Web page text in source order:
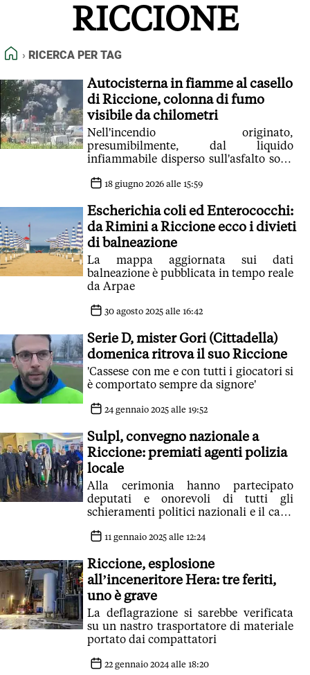
FEED RSS
NORMATIVE DEONTOLOGICHE
TERMINI e CONDIZIONI
RICCIONE
HOME
RICERCA PER TAG
Autocisterna in fiamme al casello
di Riccione, colonna di fumo
visibile da chilometri
Nell'incendio originato,
presumibilmente, dal liquido
infiammabile disperso sull'asfalto sono
18 giugno 2026 alle 15:59
Escherichia coli ed Enterococchi:
da Rimini a Riccione ecco i divieti
di balneazione
La mappa aggiornata sui dati
balneazione è pubblicata in tempo reale
da Arpae
30 agosto 2025 alle 16:42
Serie D, mister Gori (Cittadella)
domenica ritrova il suo Riccione
'Cassese con me e con tutti i giocatori si
è comportato sempre da signore'
24 gennaio 2025 alle 19:52
Sulpl, convegno nazionale a
Riccione: premiati agenti polizia
locale
Alla cerimonia hanno partecipato
deputati e onorevoli di tutti gli
schieramenti politici nazionali e il capo
Romagna Luca Vecchi
11 gennaio 2025 alle 12:24
Riccione, esplosione
all’inceneritore Hera: tre feriti,
uno è grave
La deflagrazione si sarebbe verificata
su un nastro trasportatore di materiale
portato dai compattatori
22 gennaio 2024 alle 18:20